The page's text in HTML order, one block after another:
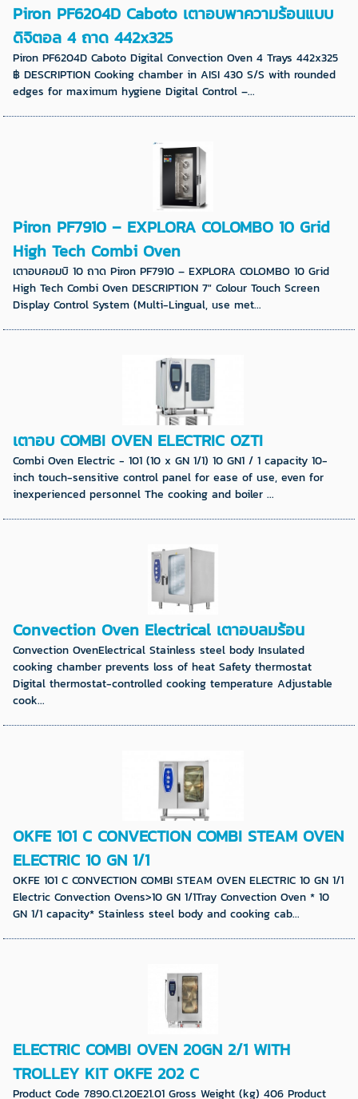
Piron PF6204D Caboto เตาอบพาความร้อนแบบ
ดิจิตอล 4 ถาด 442x325
Piron PF6204D Caboto Digital Convection Oven 4 Trays 442x325
฿ DESCRIPTION Cooking chamber in AISI 430 S/S with rounded
edges for maximum hygiene Digital Control –...
Piron PF7910 – EXPLORA COLOMBO 10 Grid
High Tech Combi Oven
เตาอบคอมบิ 10 ถาด Piron PF7910 – EXPLORA COLOMBO 10 Grid
High Tech Combi Oven DESCRIPTION 7″ Colour Touch Screen
Display Control System (Multi-Lingual, use met...
เตาอบ COMBI OVEN ELECTRIC OZTI
Combi Oven Electric - 101 (10 x GN 1/1) 10 GN1 / 1 capacity 10-
inch touch-sensitive control panel for ease of use, even for
inexperienced personnel The cooking and boiler ...
Convection Oven Electrical เตาอบลมร้อน
Convection OvenElectrical Stainless steel body Insulated
cooking chamber prevents loss of heat Safety thermostat
Digital thermostat-controlled cooking temperature Adjustable
cook...
OKFE 101 C CONVECTION COMBI STEAM OVEN
ELECTRIC 10 GN 1/1
OKFE 101 C CONVECTION COMBI STEAM OVEN ELECTRIC 10 GN 1/1
Electric Convection Ovens>10 GN 1/1Tray Convection Oven * 10
GN 1/1 capacity* Stainless steel body and cooking cab...
ELECTRIC COMBI OVEN 20GN 2/1 WITH
TROLLEY KIT OKFE 202 C
Product Code 7890.C1.20E21.01 Gross Weight (kg) 406 Product